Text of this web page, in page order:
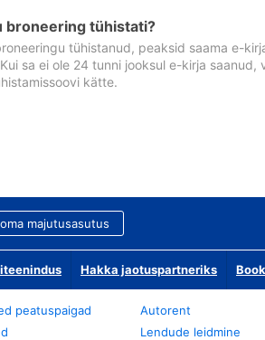
broneering tühistati?
tühistanud, peaksid saama e-
sa ei ole 24 tunni jooksul e-kirja
kätte.
majutusasutus
Hakka jaotuspartneriks
peatuspaigad
Autorent
Lendude leidmine